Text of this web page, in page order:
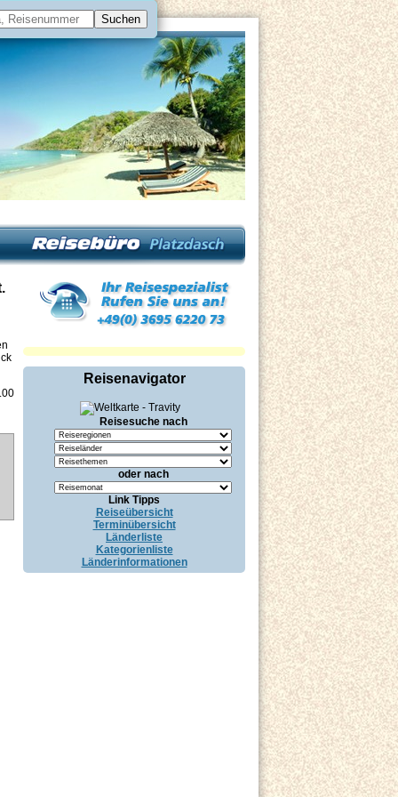
Reisenavigator
Reisesuche nach
oder nach
Link Tipps
Reiseübersicht
Terminübersicht
Länderliste
Kategorienliste
Länderinformationen